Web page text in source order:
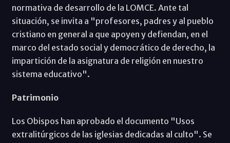
normativa de desarrollo de la LOMCE. Ante tal
situación, se invita a "profesores, padres y al pueblo
cristiano en general a que apoyen y defiendan, en el
marco del estado social y democrático de derecho, la
impartición de la asignatura de religión en nuestro
sistema educativo".
Patrimonio
Los Obispos han aprobado el documento "Usos
extralitúrgicos de las iglesias dedicadas al culto". Se